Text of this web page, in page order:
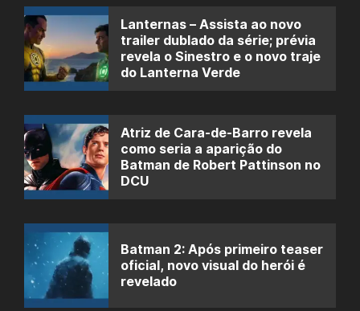
Lanternas – Assista ao novo
trailer dublado da série; prévia
revela o Sinestro e o novo traje
do Lanterna Verde
Atriz de Cara-de-Barro revela
como seria a aparição do
Batman de Robert Pattinson no
DCU
Batman 2: Após primeiro teaser
oficial, novo visual do herói é
revelado